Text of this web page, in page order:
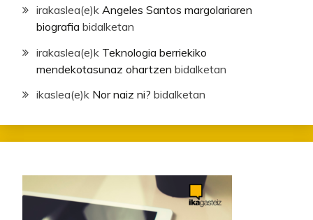
irakaslea(e)k Angeles Santos margolariaren
biografia bidalketan
irakaslea(e)k Teknologia berriekiko
mendekotasunaz ohartzen bidalketan
ikaslea(e)k Nor naiz ni? bidalketan